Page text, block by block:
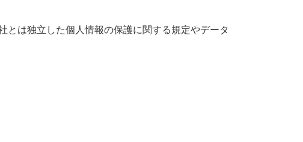
は独立した個人情報の保護に関する規定やデータ